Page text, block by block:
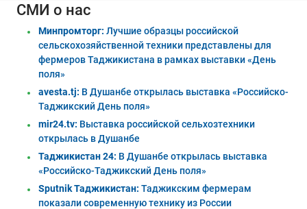
СМИ о нас
Минпромторг: Лучшие образцы российской
сельскохозяйственной техники представлены для
фермеров Таджикистана в рамках выставки «День
поля»
avesta.tj: В Душанбе открылась выставка «Российско-
Таджикский День поля»
mir24.tv: Выставка российской сельхозтехники
открылась в Душанбе
Таджикистан 24: В Душанбе открылась выставка
«Российско-Таджикский День поля»
Sputnik Таджикистан: Таджикским фермерам
показали современную технику из России